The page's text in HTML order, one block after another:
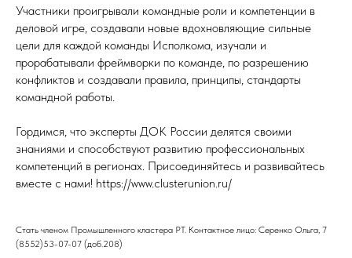
Участники проигрывали командные роли и компетенции в
деловой игре, создавали новые вдохновляющие сильные
цели для каждой команды Исполкома, изучали и
прорабатывали фреймворки по команде, по разрешению
конфликтов и создавали правила, принципы, стандарты
командной работы.
Гордимся, что эксперты ДОК России делятся своими
знаниями и способствуют развитию профессиональных
компетенций в регионах. Присоединяйтесь и развивайтесь
вместе с нами! https://www.clusterunion.ru/
Стать членом Промышленного кластера РТ. Контактное лицо: Серенко Ольга, 7
(8552)53-07-07 (доб.208)